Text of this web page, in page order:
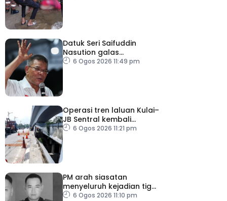
Datuk Seri Saifuddin
Nasution galas
sementara tugas
6 Ogos 2026 11:49 pm
Operasi tren laluan Kulai–
JB Sentral kembali
beroperasi
6 Ogos 2026 11:21 pm
PM arah siasatan
menyeluruh kejadian tiga
anggota polis maut
6 Ogos 2026 11:10 pm